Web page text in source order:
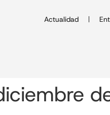
Actualidad